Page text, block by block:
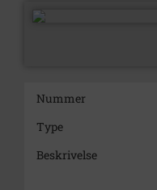
Nummer
Type
Beskrivelse